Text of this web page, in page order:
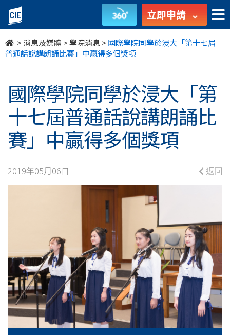
國
際
學
同
學
於
浸
大
七
屆
普
通
立即申請
>消息及媒體 >學院消息 > 國際學院同學於浸大「第十七屆
普通話說講朗誦比賽」中贏得多個獎項
國際學院同學於浸大「第
十七屆普通話說講朗誦比
賽」中贏得多個獎項
2019年05月06日 返回